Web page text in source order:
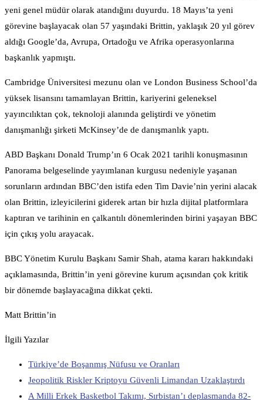
yeni genel müdür olarak atandığını duyurdu. 18 Mayıs’ta yeni
görevine başlayacak olan 57 yaşındaki Brittin, yaklaşık 20 yıl görev
aldığı Google’da, Avrupa, Ortadoğu ve Afrika operasyonlarına
başkanlık yapmıştı.
Cambridge Üniversitesi mezunu olan ve London Business School’da
yüksek lisansını tamamlayan Brittin, kariyerini geleneksel
yayıncılıktan çok, teknoloji alanında geliştirdi ve yönetim
danışmanlığı şirketi McKinsey’de de danışmanlık yaptı.
ABD Başkanı Donald Trump’ın 6 Ocak 2021 tarihli konuşmasının
Panorama belgeselinde yayımlanan kurgusu nedeniyle yaşanan
sorunların ardından BBC’den istifa eden Tim Davie’nin yerini alacak
olan Brittin, izleyicilerini giderek artan bir hızla dijital platformlara
kaptıran ve tarihinin en çalkantılı dönemlerinden birini yaşayan BBC
için çıkış yolu arayacak.
BBC Yönetim Kurulu Başkanı Samir Shah, atama kararı hakkındaki
açıklamasında, Brittin’in yeni görevine kurum açısından çok kritik
bir dönemde başlayacağına dikkat çekti.
Matt Brittin’in
İlgili Yazılar
Türkiye’de Boşanmış Nüfusu ve Oranları
Jeopolitik Riskler Kriptoyu Güvenli Limandan Uzaklaştırdı
A Milli Erkek Basketbol Takımı, Sırbistan’ı deplasmanda 82-